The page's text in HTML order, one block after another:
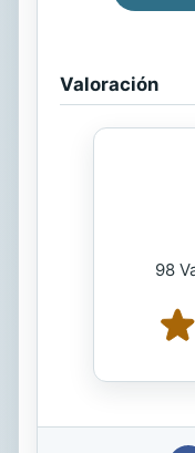
Valoración
98